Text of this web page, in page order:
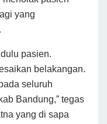
yang
pasien.
belakangan.
seluruh
Bandung,” tegas
yang di sapa